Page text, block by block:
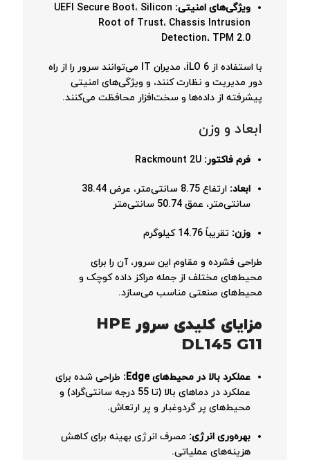
ویژگی‌های امنیتی: UEFI Secure Boot، Silicon
Root of Trust، Chassis Intrusion
Detection، TPM 2.0
با استفاده از iLO 6، مدیران IT می‌توانند سرور را از راه
دور مدیریت و نظارت کنند، و ویژگی‌های امنیتی
پیشرفته از داده‌ها و سخت‌افزار محافظت می‌کنند.
ابعاد و وزن
فرم فاکتور: Rackmount 2U
ابعاد:
ارتفاع 8.75 سانتی‌متر، عرض 38.44
سانتی‌متر، عمق 50.74 سانتی‌متر
وزن: تقریباً 14.76 کیلوگرم
طراحی فشرده و مقاوم این سرور، آن را برای
محیط‌های مختلف از جمله مراکز داده کوچک و
محیط‌های صنعتی مناسب می‌سازد.
مزایای کلیدی سرور HPE
DL145 G11
عملکرد بالا در محیط‌های Edge:
طراحی شده برای
عملکرد در دماهای بالا (تا 55 درجه سانتی‌گراد) و
محیط‌های پر گردوغبار و پر ارتعاش.
بهره‌وری انرژی: مصرف انرژی بهینه برای کاهش
هزینه‌های عملیاتی.